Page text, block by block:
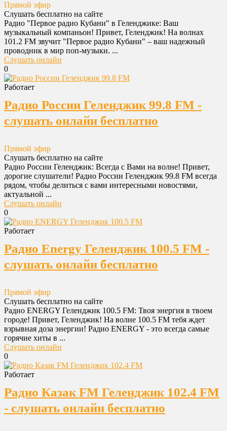
Прямой эфир
Слушать бесплатно на сайте
Радио "Первое радио Кубани" в Геленджике: Ваш
музыкальный компаньон! Привет, Геленджик! На волнах
101.2 FM звучит "Первое радио Кубани" – ваш надежный
проводник в мир поп-музыки. ...
Слушать онлайн
0
Работает
Радио России Геленджик 99.8 FM -
слушать онлайн бесплатно
Прямой эфир
Слушать бесплатно на сайте
Радио России Геленджик: Всегда с Вами на волне! Привет,
дорогие слушатели! Радио России Геленджик 99.8 FM всегда
рядом, чтобы делиться с вами интересными новостями,
актуальной ...
Слушать онлайн
0
Работает
Радио Energy Геленджик 100.5 FM -
слушать онлайн бесплатно
Прямой эфир
Слушать бесплатно на сайте
Радио ENERGY Геленджик 100.5 FM: Твоя энергия в твоем
городе! Привет, Геленджик! На волне 100.5 FM тебя ждет
взрывная доза энергии! Радио ENERGY - это всегда самые
горячие хиты в ...
Слушать онлайн
0
Работает
Радио Казак FM Геленджик 102.4 FM
- слушать онлайн бесплатно